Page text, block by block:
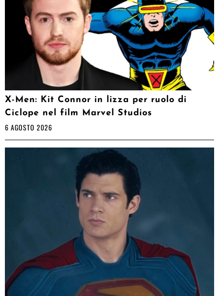
X-Men: Kit Connor in lizza per ruolo di
Ciclope nel film Marvel Studios
6 AGOSTO 2026